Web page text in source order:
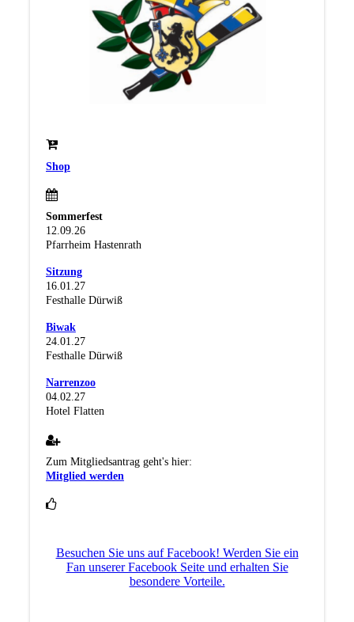
Shop
Sommerfest
12.09.26
Pfarrheim Hastenrath
Sitzung
16.01.27
Festhalle Dürwiß
Biwak
24.01.27
Festhalle Dürwiß
Narrenzoo
04.02.27
Hotel Flatten
Zum Mitgliedsantrag geht's hier:
Mitglied werden
Besuchen Sie uns auf Facebook! Werden Sie ein
Fan unserer Facebook Seite und erhalten Sie
besondere Vorteile.